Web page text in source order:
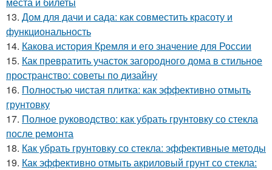
13. Дом для дачи и сада: как совместить красоту и
функциональность
14. Какова история Кремля и его значение для России
15. Как превратить участок загородного дома в стильное
пространство: советы по дизайну
16. Полностью чистая плитка: как эффективно отмыть
грунтовку
17. Полное руководство: как убрать грунтовку со стекла
после ремонта
18. Как убрать грунтовку со стекла: эффективные методы
19. Как эффективно отмыть акриловый грунт со стекла: